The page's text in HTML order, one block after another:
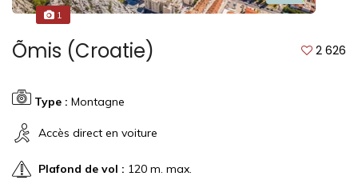
1
Õmis (Croatie) 2 626
Type : Montagne
Accès direct en voiture
Plafond de vol : 120 m. max.